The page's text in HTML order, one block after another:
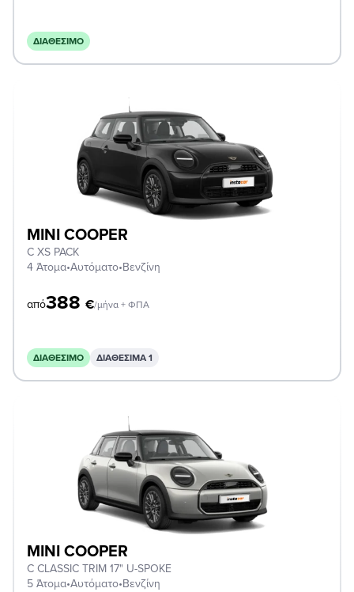
ΔΙΑΘΈΣΙΜΟ
MINI COOPER
C XS PACK
4 Άτομα•Αυτόματο•Βενζίνη
από388 €/μήνα + ΦΠΑ
ΔΙΑΘΈΣΙΜΟ ΔΙΑΘΕΣΙΜΑ 1
MINI COOPER
C CLASSIC TRIM 17" U-SPOKE
5 Άτομα•Αυτόματο•Βενζίνη